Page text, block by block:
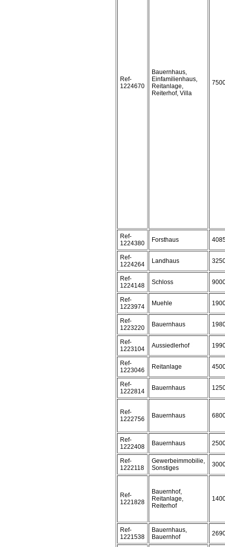
Ref-
1224670
Bauernhaus,
Einfamilienhaus,
Reitanlage,
Reiterhof, Villa
Ref-
1224380
Forsthaus
Ref-
1224264
Landhaus
Ref-
1224148
Schloss
Ref-
1223974
Muehle
Ref-
1223220
Bauernhaus
Ref-
1223104
Aussiedlerhof
Ref-
1223046
Reitanlage
Ref-
1222814
Bauernhaus
Ref-
1222756
Bauernhaus
Ref-
1222408
Bauernhaus
Ref-
1222118
Gewerbeimmobilie,
Sonstiges
Ref-
1221828
Bauernhof,
Reitanlage,
Reiterhof
Ref-
1221538
Bauernhaus,
Bauernhof